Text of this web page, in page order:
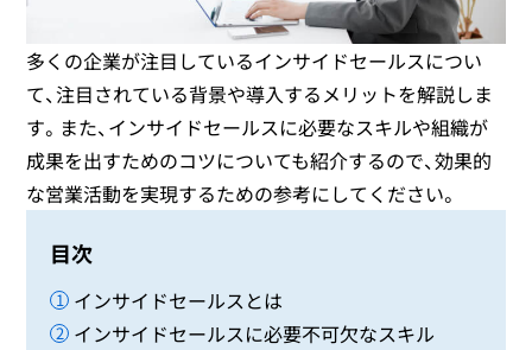
多くの企業が注目しているインサイドセールスについ
て、注目されている背景や導入するメリットを解説しま
す。また、インサイドセールスに必要なスキルや組織が
成果を出すためのコツについても紹介するので、効果的
な営業活動を実現するための参考にしてください。
目次
インサイドセールスとは
インサイドセールスに必要不可欠なスキル